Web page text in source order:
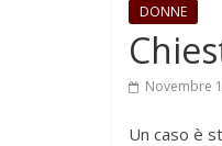
DONNE
Novembre
Un caso è